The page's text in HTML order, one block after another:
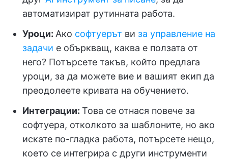
автоматизират рутинната работа.
Уроци: Ако софтуерът ви за управление на
задачи е объркващ, каква е ползата от
него? Потърсете такъв, който предлага
уроци, за да можете вие и вашият екип да
преодолеете кривата на обучението.
Интеграции: Това се отнася повече за
софтуера, отколкото за шаблоните, но ако
искате по-гладка работа, потърсете нещо,
което се интегрира с други инструменти